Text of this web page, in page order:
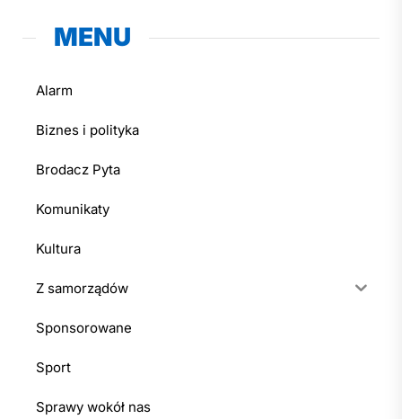
MENU
Alarm
Biznes i polityka
Brodacz Pyta
Komunikaty
Kultura
Z samorządów
Sponsorowane
Sport
Sprawy wokół nas